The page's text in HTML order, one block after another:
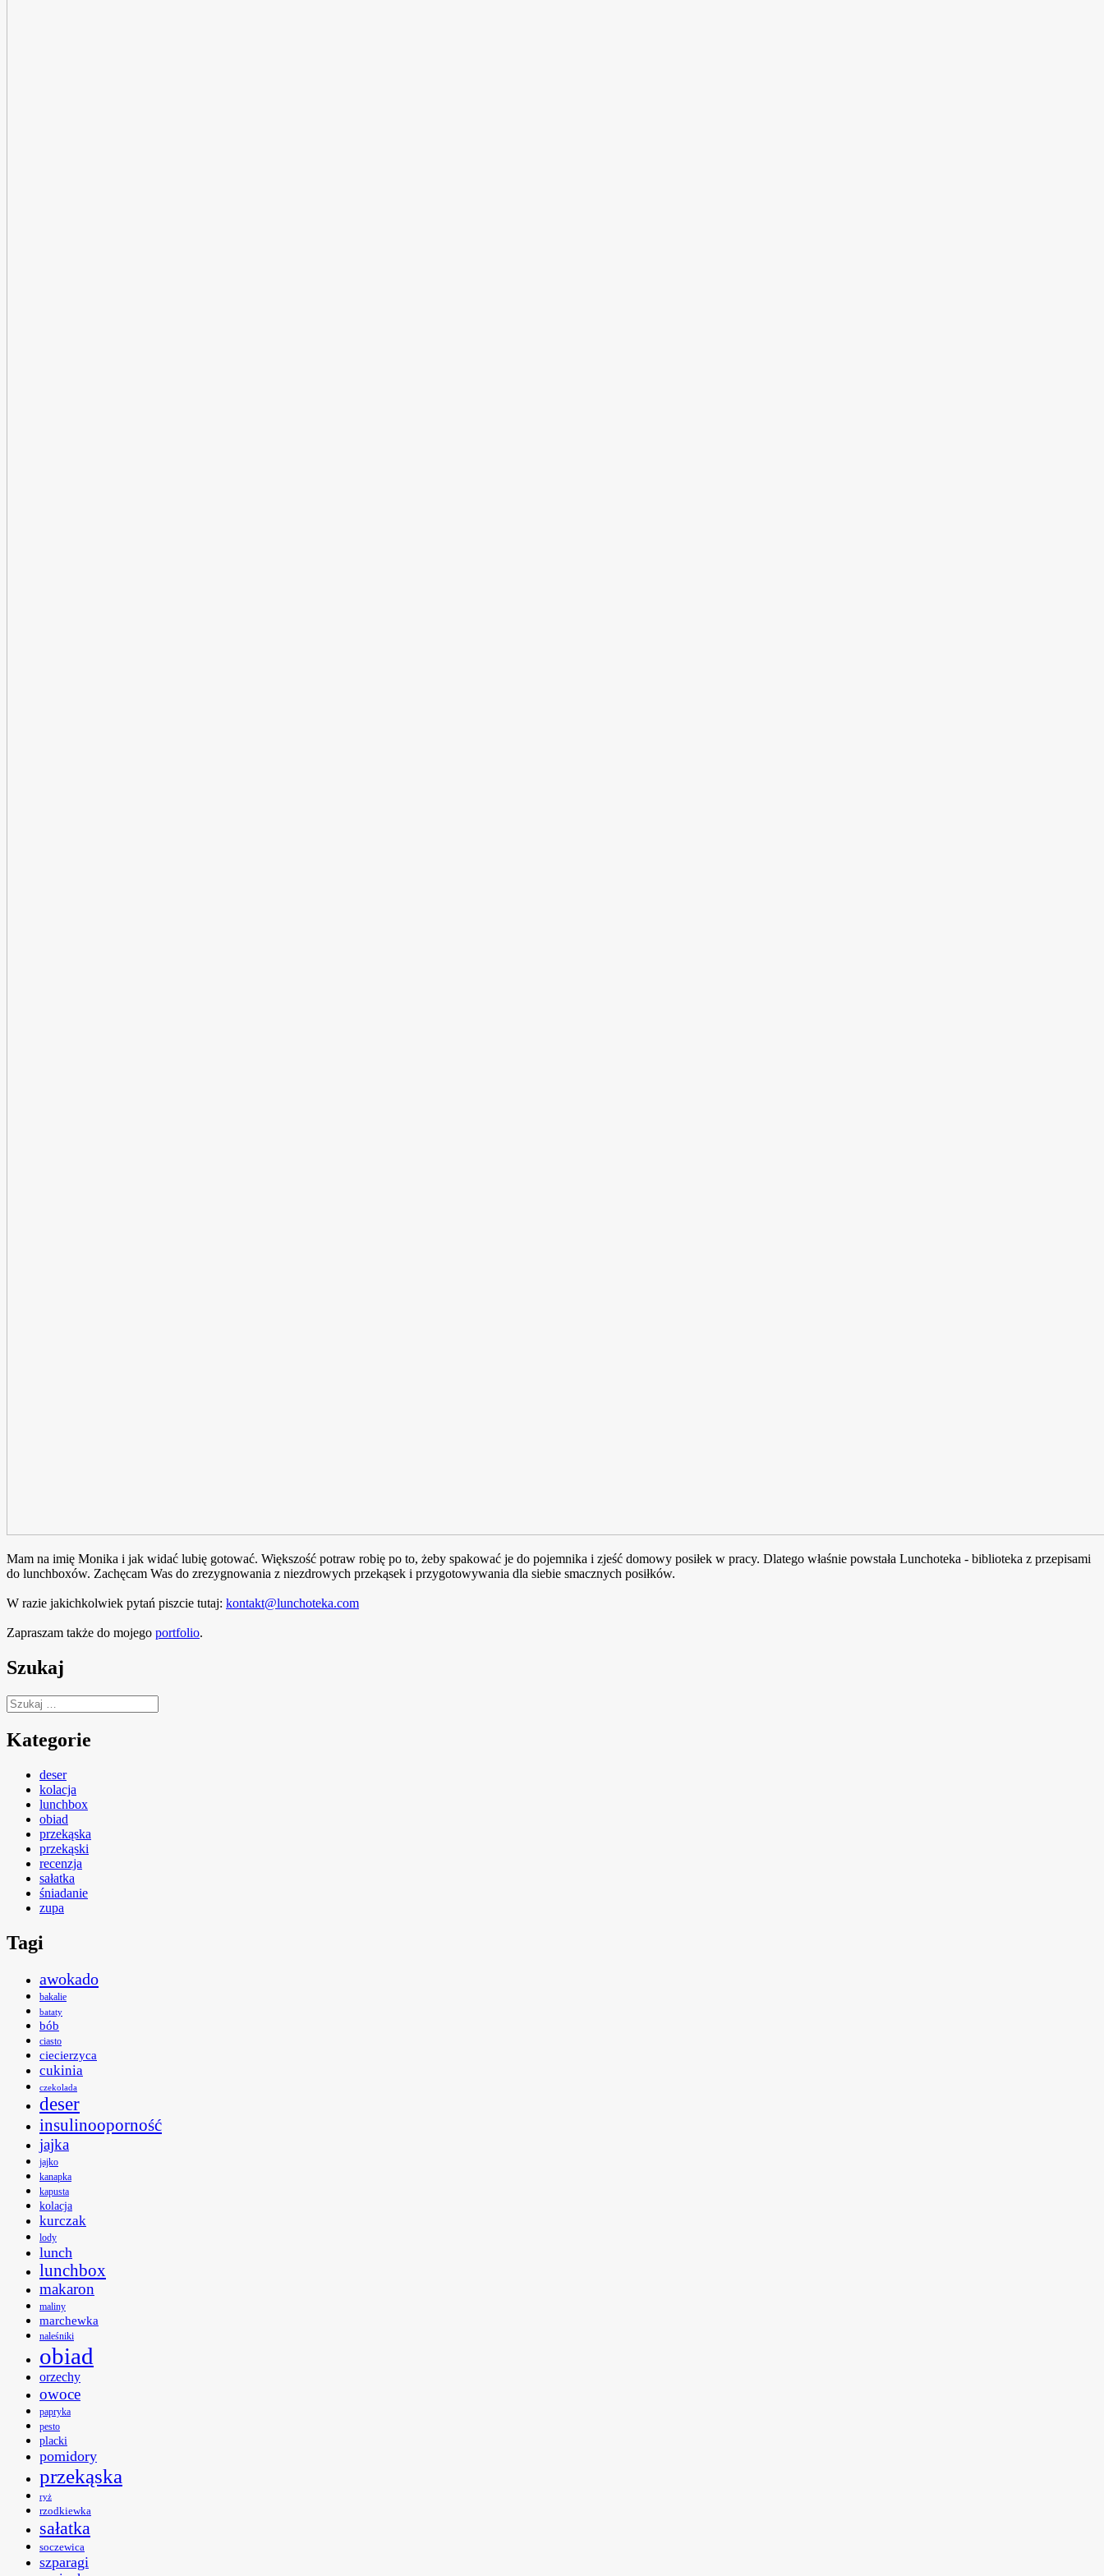
Mam na imię Monika i jak widać lubię gotować. Większość potraw robię po to, żeby spakować je do pojemnika i zjeść domowy posiłek w pracy. Dlatego właśnie powstała Lunchoteka - biblioteka z przepisami
do lunchboxów. Zachęcam Was do zrezygnowania z niezdrowych przekąsek i przygotowywania dla siebie smacznych posiłków.
W razie jakichkolwiek pytań piszcie tutaj: kontakt@lunchoteka.com
Zapraszam także do mojego portfolio.
Szukaj
Szukaj:
Kategorie
deser
kolacja
lunchbox
obiad
przekąska
przekąski
recenzja
sałatka
śniadanie
zupa
Tagi
awokado
bakalie
bataty
bób
ciasto
ciecierzyca
cukinia
czekolada
deser
insulinooporność
jajka
jajko
kanapka
kapusta
kolacja
kurczak
lody
lunch
lunchbox
makaron
maliny
marchewka
naleśniki
obiad
orzechy
owoce
papryka
pesto
placki
pomidory
przekąska
ryż
rzodkiewka
sałatka
soczewica
szparagi